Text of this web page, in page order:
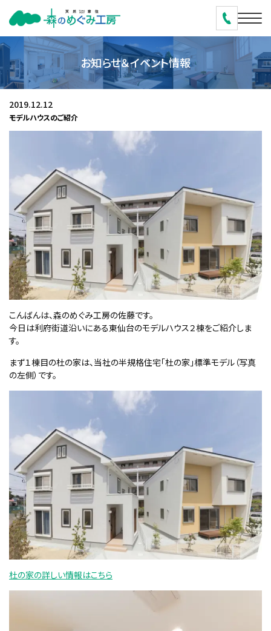
お知らせ＆イベント情報
2019.12.12
モデルハウスのご紹介
こんばんは、森のめぐみ工房の佐藤です。
今日は利府街道沿いにある東仙台のモデルハウス２棟をご紹介しま
す。
まず１棟目の杜の家は、当社の半規格住宅「杜の家」標準モデル（写真
の左側）です。
杜の家の詳しい情報はこちら